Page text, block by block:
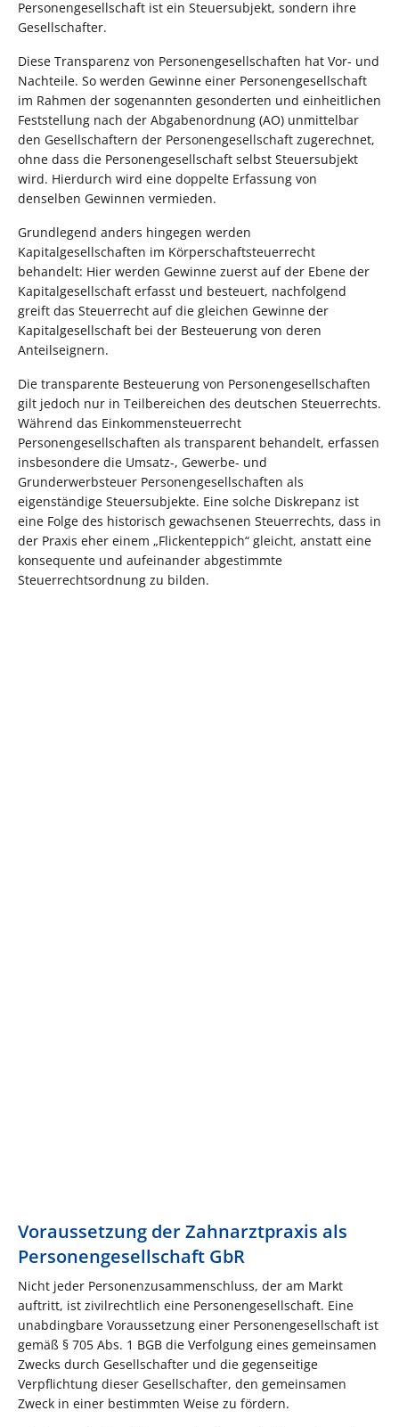
Personengesellschaft ist ein Steuersubjekt, sondern ihre
Gesellschafter.
Diese Transparenz von Personengesellschaften hat Vor- und
Nachteile. So werden Gewinne einer Personengesellschaft
im Rahmen der sogenannten gesonderten und einheitlichen
Feststellung nach der Abgabenordnung (AO) unmittelbar
den Gesellschaftern der Personengesellschaft zugerechnet,
ohne dass die Personengesellschaft selbst Steuersubjekt
wird. Hierdurch wird eine doppelte Erfassung von
denselben Gewinnen vermieden.
Grundlegend anders hingegen werden
Kapitalgesellschaften im Körperschaftsteuerrecht
behandelt: Hier werden Gewinne zuerst auf der Ebene der
Kapitalgesellschaft erfasst und besteuert, nachfolgend
greift das Steuerrecht auf die gleichen Gewinne der
Kapitalgesellschaft bei der Besteuerung von deren
Anteilseignern.
Die transparente Besteuerung von Personengesellschaften
gilt jedoch nur in Teilbereichen des deutschen Steuerrechts.
Während das Einkommensteuerrecht
Personengesellschaften als transparent behandelt, erfassen
insbesondere die Umsatz-, Gewerbe- und
Grunderwerbsteuer Personengesellschaften als
eigenständige Steuersubjekte. Eine solche Diskrepanz ist
eine Folge des historisch gewachsenen Steuerrechts, dass in
der Praxis eher einem „Flickenteppich“ gleicht, anstatt eine
konsequente und aufeinander abgestimmte
Steuerrechtsordnung zu bilden.
Voraussetzung der Zahnarztpraxis als
Personengesellschaft GbR
Nicht jeder Personenzusammenschluss, der am Markt
auftritt, ist zivilrechtlich eine Personengesellschaft. Eine
unabdingbare Voraussetzung einer Personengesellschaft ist
gemäß § 705 Abs. 1 BGB die Verfolgung eines gemeinsamen
Zwecks durch Gesellschafter und die gegenseitige
Verpflichtung dieser Gesellschafter, den gemeinsamen
Zweck in einer bestimmten Weise zu fördern.